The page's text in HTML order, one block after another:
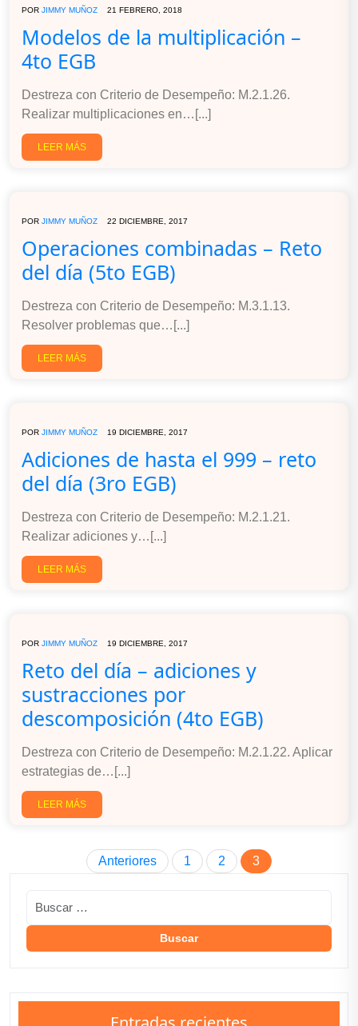
POR JIMMY MUÑOZ 21 FEBRERO, 2018
Modelos de la multiplicación –
4to EGB
Destreza con Criterio de Desempeño: M.2.1.26.
Realizar multiplicaciones en…[...]
LEER MÁS
POR JIMMY MUÑOZ 22 DICIEMBRE, 2017
Operaciones combinadas – Reto
del día (5to EGB)
Destreza con Criterio de Desempeño: M.3.1.13.
Resolver problemas que…[...]
LEER MÁS
POR JIMMY MUÑOZ 19 DICIEMBRE, 2017
Adiciones de hasta el 999 – reto
del día (3ro EGB)
Destreza con Criterio de Desempeño: M.2.1.21.
Realizar adiciones y…[...]
LEER MÁS
POR JIMMY MUÑOZ 19 DICIEMBRE, 2017
Reto del día – adiciones y
sustracciones por
descomposición (4to EGB)
Destreza con Criterio de Desempeño: M.2.1.22. Aplicar
estrategias de…[...]
LEER MÁS
Anteriores 1 2 3